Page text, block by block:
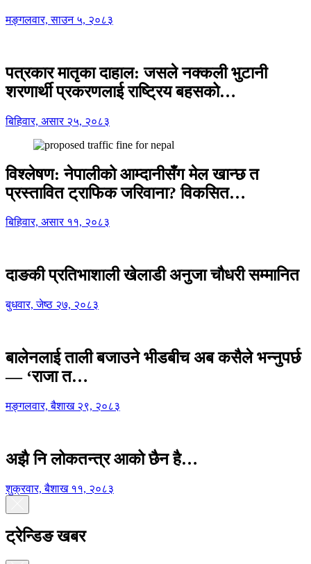
मङ्गलवार, साउन ५, २०८३
पत्रकार मातृका दाहाल: जसले नक्कली भुटानी
शरणार्थी प्रकरणलाई राष्ट्रिय बहसको…
बिहिवार, असार २५, २०८३
विश्लेषण: नेपालीको आम्दानीसँग मेल खान्छ त
प्रस्तावित ट्राफिक जरिवाना? विकसित…
बिहिवार, असार ११, २०८३
दाङकी प्रतिभाशाली खेलाडी अनुजा चौधरी सम्मानित
बुधवार, जेष्ठ २७, २०८३
बालेनलाई ताली बजाउने भीडबीच अब कसैले भन्नुपर्छ
— ‘राजा त…
मङ्गलवार, बैशाख २९, २०८३
अझै नि लोकतन्त्र आको छैन है…
शुक्रवार, बैशाख ११, २०८३
ट्रेन्डिङ खबर